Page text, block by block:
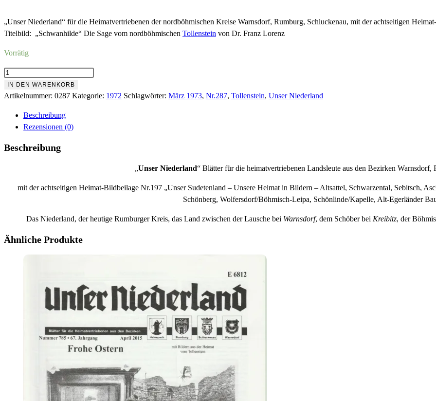
war:
7,00 €
ist:
1,18 €.
„Unser Niederland“ für die Heimatvertriebenen der nordböhmischen Kreise Warnsdorf, Rumburg, Schluckenau, mit der achtseitigen
Titelbild: „Schwanhilde“ Die Sage vom nordböhmischen Tollenstein von Dr. Franz Lorenz
Vorrätig
Nr.287
März
1972
IN DEN WARENKORB
Artikelnummer: 0287 Kategorie: 1972 Schlagwörter: März 1973, Nr.287, Tollenstein, Unser Niederland
Beschreibung
Rezensionen (0)
Beschreibung
„Unser Niederland“ Blätter für die heimatvertriebenen Landsleute aus den Bezirken Warnsdorf,
mit der achtseitigen Heimat-Bildbeilage Nr.197 „Unser Sudetenland – Unsere Heimat in Bildern – Altsattel, Schwarzental, Sebitsch,
Schönberg, Wolfersdorf/Böhmisch-Leipa, Schönlinde/Kapelle, Alt-Egerländer
Das Niederland, der heutige Rumburger Kreis, das Land zwischen der Lausche bei Warnsdorf, dem Schöber bei Kreibitz, der
Ähnliche Produkte